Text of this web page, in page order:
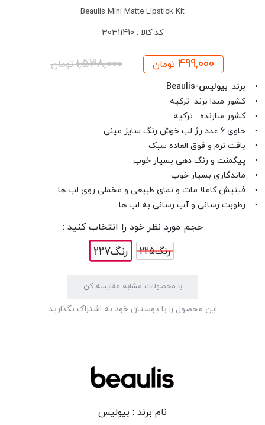
Beaulis Mini Matte Lipstick Kit
کد کالا : 30311410
499,000 تومان 1,538,000تومان
• برند: بیولیس-Beaulis
• کشور مبدا برند ترکیه
• کشور سازنده ترکیه
• حاوی 6 عدد رژ لب خوش رنگ سایز مینی
• بافت نرم و فوق العاده سبک
• پیگمنت و رنگ دهی بسیار خوب
• ماندگاری بسیار خوب
• فینیش کاملا مات و نمای طبیعی و مخملی روی لب ها
• رطوبت رسانی و آب رسانی به لب ها
حجم مورد نظر خود را انتخاب کنید :
رنگ225
رنگ227
با محصولات مشابه مقایسه کن
این محصول را با دوستان خود به اشتراک بگذارید
نام برند : بیولیس